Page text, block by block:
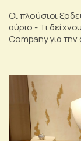
Οι πλούσιοι
αύριο - Τι
Company για την